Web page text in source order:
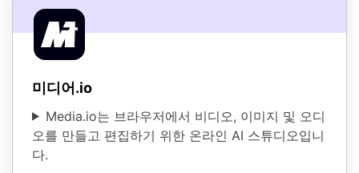
미디어.io
Media.io는 브라우저에서 비디오, 이미지 및 오디
오를 만들고 편집하기 위한 온라인 AI 스튜디오입니
다.